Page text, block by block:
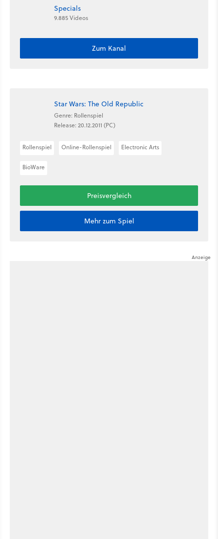
Specials
9.885 Videos
Zum Kanal
Star Wars: The Old Republic
Genre: Rollenspiel
Release: 20.12.2011 (PC)
Rollenspiel Online-Rollenspiel Electronic Arts
BioWare
Preisvergleich
Mehr zum Spiel